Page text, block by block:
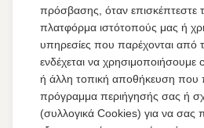
πρόσβασης, όταν επισκέπτεστε
πλατφόρμα ιστότοπούς μας ή
υπηρεσίες που παρέχονται από
ενδέχεται να
ή άλλη τοπική αποθήκευση που
πρόγραμμα περιήγησής σας ή
(συλλογικά Cookies) για να σας